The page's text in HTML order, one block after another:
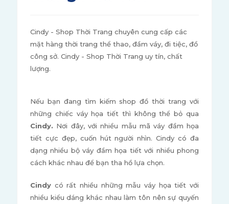
Cindy - Shop Thời Trang chuyên cung cấp các
mặt hàng thời trang thể thao, đầm váy, đi tiệc, đồ
công sở. Cindy - Shop Thời Trang uy tín, chất
lượng.
Nếu bạn đang tìm kiếm shop đồ thời trang với
những chiếc váy họa tiết thì không thể bỏ qua
Cindy. Nơi đây, với nhiều mẫu mã váy đầm họa
tiết cực đẹp, cuốn hút người nhìn. Cindy có đa
dạng nhiều bộ váy đầm họa tiết với nhiều phong
cách khác nhau để bạn tha hồ lựa chọn.
Cindycó rất nhiều những mẫu váy họa tiết với
nhiều kiểu dáng khác nhau làm tôn nên sự quyến